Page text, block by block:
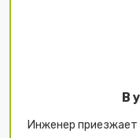
В
Инженер приезжает